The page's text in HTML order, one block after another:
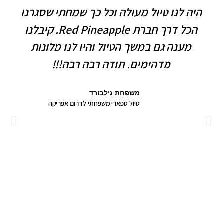
היה לנו טיול מעולה וכל כך שמחתי שסגרנו
הכל דרך חברת Red Pineapple. קיבלנו
מענה גם במשך הטיול והיו לנו מלונות
מדהימים. תודה רבה רבה!!!
משפחת גילבורד
טיול ספארי משפחתי לדרום אפריקה